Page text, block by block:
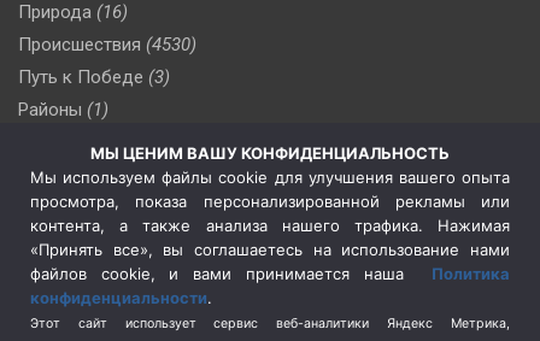
Природа (16)
Происшествия (4530)
Путь к Победе (3)
Районы (1)
(510)
Сельское хозяйство (3)
Социальная политика
(3)
Спецоперация в Украине
Спецоперация на Украине
(404)
Спорт (740)
МЫ ЦЕНИМ ВАШУ КОНФИДЕНЦИАЛЬНОСТЬ
Мы используем файлы cookie для улучшения вашего опыта
просмотра, показа персонализированной рекламы или
контента, а также анализа нашего трафика. Нажимая
«Принять все», вы соглашаетесь на использование нами
файлов cookie, и вами принимается наша Политика
конфиденциальности.
Этот сайт использует сервис веб-аналитики Яндекс Метрика,